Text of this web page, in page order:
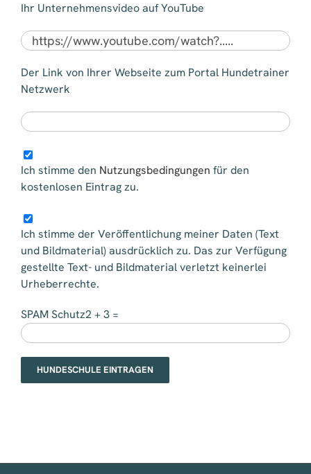
Ihr Unternehmensvideo auf YouTube
Der Link von Ihrer Webseite zum Portal Hundetrainer
Netzwerk
Ich stimme den Nutzungsbedingungen für den
kostenlosen Eintrag zu.
Ich stimme der Veröffentlichung meiner Daten (Text
und Bildmaterial) ausdrücklich zu. Das zur Verfügung
gestellte Text- und Bildmaterial verletzt keinerlei
Urheberrechte.
SPAM Schutz2 + 3 =